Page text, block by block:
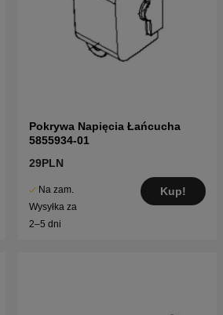
Pokrywa Napięcia Łańcucha
5855934-01
29PLN
Na zam.
Wysyłka za
2–5 dni
Kup!